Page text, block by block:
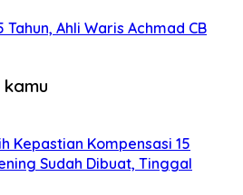
Ahli Waris Achmad CB
kamu
Kepastian Kompensasi 15
Sudah Dibuat, Tinggal